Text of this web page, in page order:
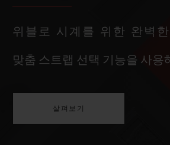
위블로 시계를 위한 완벽
맞춤 스트랩 선택 기능을 사용
살펴보기